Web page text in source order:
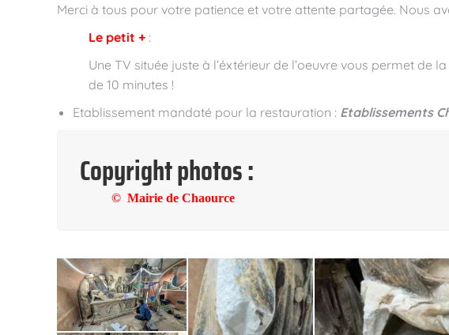
Merci à tous pour votre patience et votre attente partagée. Nous
Le petit + :
Une TV située juste à l’éxtérieur de l’oeuvre vous permet de
de 10 minutes !
Etablissement mandaté pour la restauration : Etablissements
Copyright photos :
© Mairie de Chaource